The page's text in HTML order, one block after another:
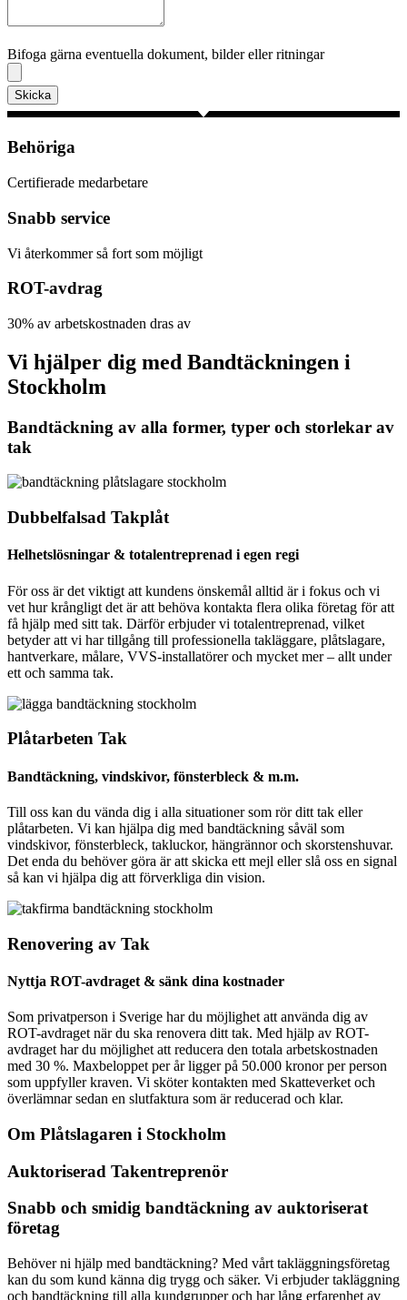
Bifoga gärna eventuella dokument, bilder eller ritningar
Skicka
Behöriga
Certifierade medarbetare
Snabb service
Vi återkommer så fort som möjligt
ROT-avdrag
30% av arbetskostnaden dras av
Vi hjälper dig med Bandtäckningen i
Stockholm
Bandtäckning av alla former, typer och storlekar av
tak
Dubbelfalsad Takplåt
Helhetslösningar & totalentreprenad i egen regi
För oss är det viktigt att kundens önskemål alltid är i fokus och vi
vet hur krångligt det är att behöva kontakta flera olika företag för att
få hjälp med sitt tak. Därför erbjuder vi totalentreprenad, vilket
betyder att vi har tillgång till professionella takläggare, plåtslagare,
hantverkare, målare, VVS-installatörer och mycket mer – allt under
ett och samma tak.
Plåtarbeten Tak
Bandtäckning, vindskivor, fönsterbleck & m.m.
Till oss kan du vända dig i alla situationer som rör ditt tak eller
plåtarbeten. Vi kan hjälpa dig med bandtäckning såväl som
vindskivor, fönsterbleck, takluckor, hängrännor och skorstenshuvar.
Det enda du behöver göra är att skicka ett mejl eller slå oss en signal
så kan vi hjälpa dig att förverkliga din vision.
Renovering av Tak
Nyttja ROT-avdraget & sänk dina kostnader
Som privatperson i Sverige har du möjlighet att använda dig av
ROT-avdraget när du ska renovera ditt tak. Med hjälp av ROT-
avdraget har du möjlighet att reducera den totala arbetskostnaden
med 30 %. Maxbeloppet per år ligger på 50.000 kronor per person
som uppfyller kraven. Vi sköter kontakten med Skatteverket och
överlämnar sedan en slutfaktura som är reducerad och klar.
Om Plåtslagaren i Stockholm
Auktoriserad Takentreprenör
Snabb och smidig bandtäckning av auktoriserat
företag
Behöver ni hjälp med bandtäckning? Med vårt takläggningsföretag
kan du som kund känna dig trygg och säker. Vi erbjuder takläggning
och bandtäckning till alla kundgrupper och har lång erfarenhet av